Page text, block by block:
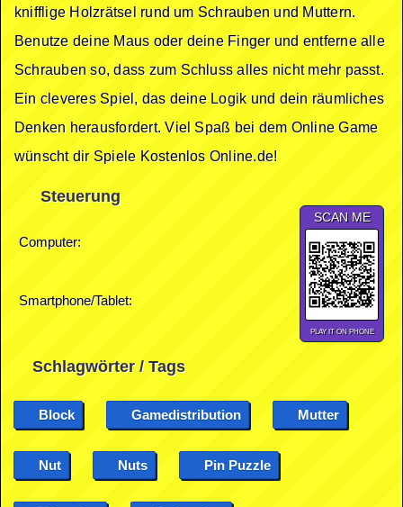
knifflige Holzrätsel rund um Schrauben und Muttern.
Benutze deine Maus oder deine Finger und entferne alle
Schrauben so, dass zum Schluss alles nicht mehr passt.
Ein cleveres Spiel, das deine Logik und dein räumliches
Denken herausfordert. Viel Spaß bei dem Online Game
wünscht dir Spiele Kostenlos Online.de!
Steuerung
Computer:
Smartphone/Tablet:
SCAN ME
PLAY IT ON PHONE
Schlagwörter / Tags
Block Gamedistribution Mutter
Nut Nuts Pin Puzzle